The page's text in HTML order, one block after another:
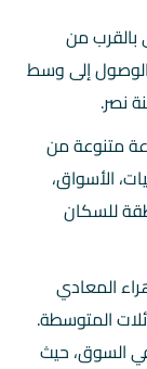
بالقرب من
إلى وسط
نصر.
متنوعة من
الأسواق،
للسكان
المعادي
المتوسطة.
السوق، حيث